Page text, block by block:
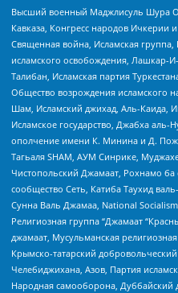
Высший военный Маджлисуль Шура
Кавказа, Конгресс народов Ичкерии
Священная война, Исламская
исламского освобождения, Лашкар-
Талибан, Исламская партия
Общество возрождения исламского
Шам, Исламский джихад, Аль-Каида,
Исламское государство, Джабха
ополчение имени К. Минина и Д.
Тагьаля SHAM, АУМ Синрике,
Чистопольский Джамаат, Рохнамо ба
сообщество Сеть, Катиба Таухид
Сунна Валь Джамаа, National
Религиозная группа “Джамаат
джамаат, Мусульманская
Крымско-татарский
Челебиджихана, Азов, Партия
Народная самооборона, Дуббайский